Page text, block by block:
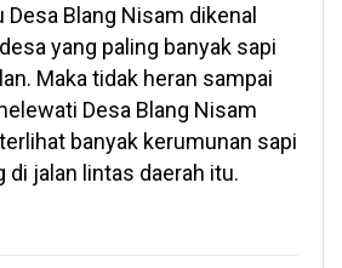
Desa Blang Nisam dikenal
yang paling banyak sapi
Maka tidak heran sampai
Desa Blang Nisam
banyak kerumunan sapi
di jalan lintas daerah itu.